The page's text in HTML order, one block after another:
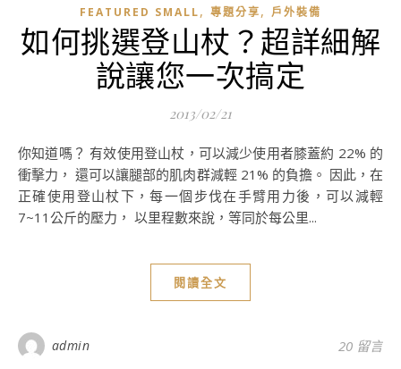
FEATURED SMALL, 專題分享, 戶外裝備
如何挑選登山杖？超詳細解
說讓您一次搞定
2013/02/21
你知道嗎？ 有效使用登山杖，可以減少使用者膝蓋約 22% 的
衝擊力， 還可以讓腿部的肌肉群減輕 21% 的負擔。 因此，在
正確使用登山杖下，每一個步伐在手臂用力後，可以減輕
7~11公斤的壓力， 以里程數來說，等同於每公里...
閱讀全文
admin 20 留言